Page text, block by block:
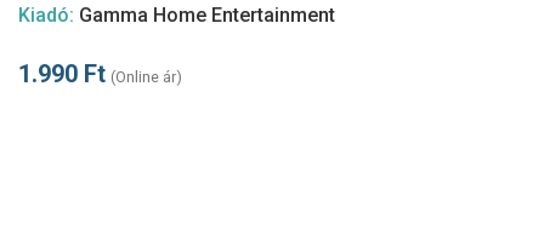
Kiadó: Gamma Home Entertainment
1.990 Ft (Online ár)